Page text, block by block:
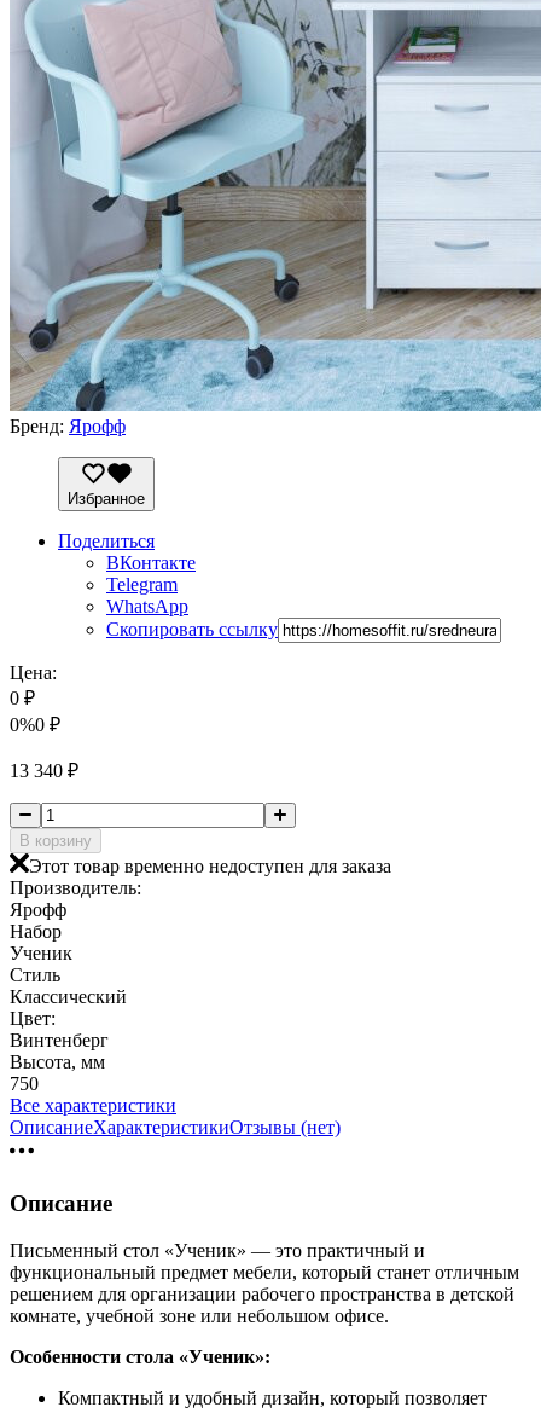
Бренд: Ярофф
Избранное
Поделиться
ВКонтакте
Telegram
WhatsApp
Скопировать ссылку
Цена:
0 ₽
0%0 ₽
13 340 ₽
В корзину
Этот товар временно недоступен для заказа
Производитель:
Ярофф
Набор
Ученик
Стиль
Классический
Цвет:
Винтенберг
Высота, мм
750
Все характеристики
ОписаниеХарактеристикиОтзывы (нет)
Описание
Письменный стол «Ученик» — это практичный и
функциональный предмет мебели, который станет отличным
решением для организации рабочего пространства в детской
комнате, учебной зоне или небольшом офисе.
Особенности стола «Ученик»:
Компактный и удобный дизайн, который позволяет